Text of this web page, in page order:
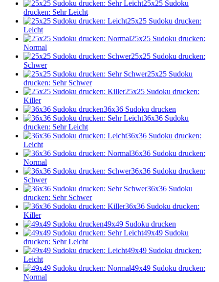
25x25 Sudoku
drucken: Sehr Leicht
25x25 Sudoku drucken:
Leicht
25x25 Sudoku drucken:
Normal
25x25 Sudoku drucken:
Schwer
25x25 Sudoku
drucken: Sehr Schwer
25x25 Sudoku drucken:
Killer
36x36 Sudoku drucken
36x36 Sudoku
drucken: Sehr Leicht
36x36 Sudoku drucken:
Leicht
36x36 Sudoku drucken:
Normal
36x36 Sudoku drucken:
Schwer
36x36 Sudoku
drucken: Sehr Schwer
36x36 Sudoku drucken:
Killer
49x49 Sudoku drucken
49x49 Sudoku
drucken: Sehr Leicht
49x49 Sudoku drucken:
Leicht
49x49 Sudoku drucken:
Normal